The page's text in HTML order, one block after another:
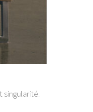
singularité.